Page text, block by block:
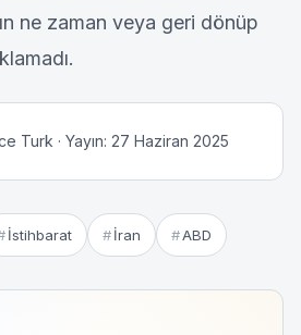
ne zaman veya geri dönüp
Turk · Yayın: 27 Haziran 2025
İstihbarat İran ABD